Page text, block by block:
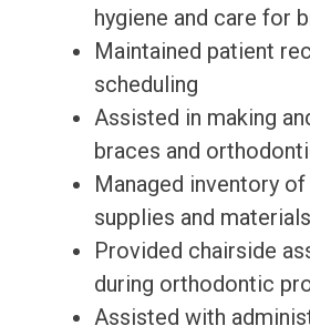
hygiene and care for
Maintained patient
scheduling
Assisted in making
braces and
Managed inventory
supplies and materials
Provided chairside
during orthodontic
Assisted with